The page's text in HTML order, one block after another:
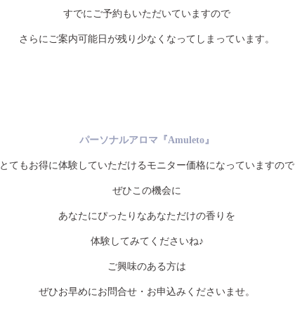
すでにご予約もいただいていますので
さらにご案内可能日が残り少なくなってしまっています。
パーソナルアロマ『Amuleto』
とてもお得に体験していただけるモニター価格になっていますので
ぜひこの機会に
あなたにぴったりなあなただけの香りを
体験してみてくださいね♪
ご興味のある方は
ぜひお早めにお問合せ・お申込みくださいませ。